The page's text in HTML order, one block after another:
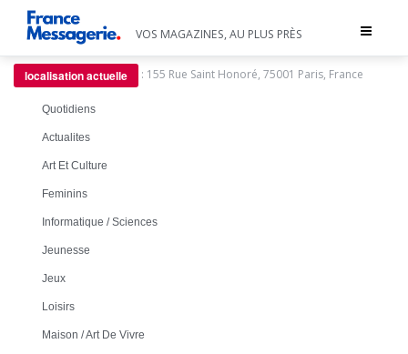
Toggle
VOS MAGAZINES, AU PLUS PRÈS
localisation actuelle : 155 Rue Saint Honoré, 75001 Paris, France
Quotidiens
Actualites
Art Et Culture
Feminins
Informatique / Sciences
Jeunesse
Jeux
Loisirs
Maison / Art De Vivre